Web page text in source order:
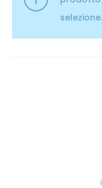
selezione.